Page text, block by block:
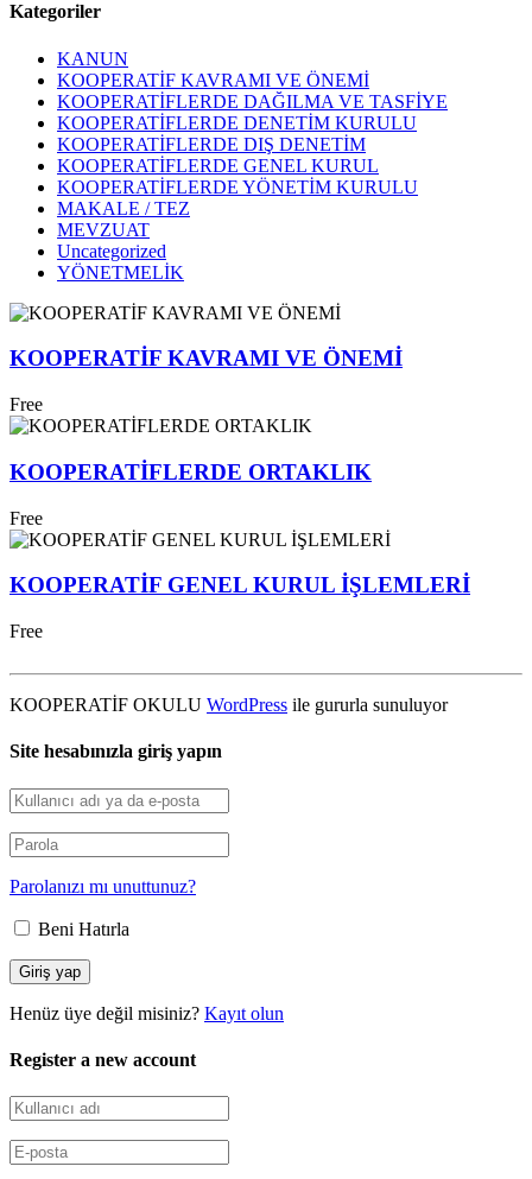
Kategoriler
KANUN
KOOPERATİF KAVRAMI VE ÖNEMİ
KOOPERATİFLERDE DAĞILMA VE TASFİYE
KOOPERATİFLERDE DENETİM KURULU
KOOPERATİFLERDE DIŞ DENETİM
KOOPERATİFLERDE GENEL KURUL
KOOPERATİFLERDE YÖNETİM KURULU
MAKALE / TEZ
MEVZUAT
Uncategorized
YÖNETMELİK
KOOPERATİF KAVRAMI VE ÖNEMİ
Free
KOOPERATİFLERDE ORTAKLIK
Free
KOOPERATİF GENEL KURUL İŞLEMLERİ
Free
KOOPERATİF OKULU WordPress ile gururla sunuluyor
Site hesabınızla giriş yapın
Parolanızı mı unuttunuz?
Beni Hatırla
Henüz üye değil misiniz? Kayıt olun
Register a new account